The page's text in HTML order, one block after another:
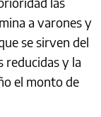
a varones y
se sirven del
reducidas y la
el monto de